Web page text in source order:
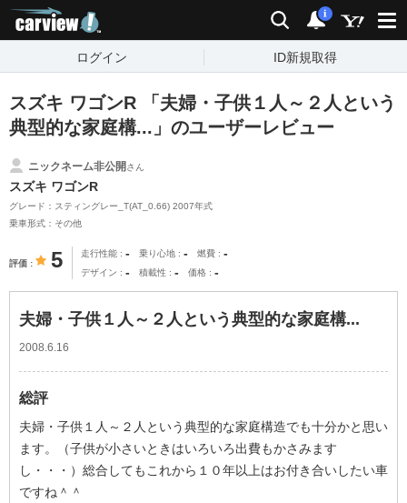
検索 通知
i
ログイン ID新規取得
スズキ ワゴンR 「夫婦・子供１人～２人という
典型的な家庭構...」のユーザーレビュー
ニックネーム非公開さん
スズキ ワゴンR
グレード：スティングレー_T(AT_0.66) 2007年式
乗車形式：その他
評価 5 走行性能 - 乗り心地 - 燃費 -
デザイン - 積載性 - 価格 -
夫婦・子供１人～２人という典型的な家庭構...
2008.6.16
総評
夫婦・子供１人～２人という典型的な家庭構造でも十分かと思い
ます。（子供が小さいときはいろいろ出費もかさみます
し・・・）総合してもこれから１０年以上はお付き合いしたい車
ですね＾＾